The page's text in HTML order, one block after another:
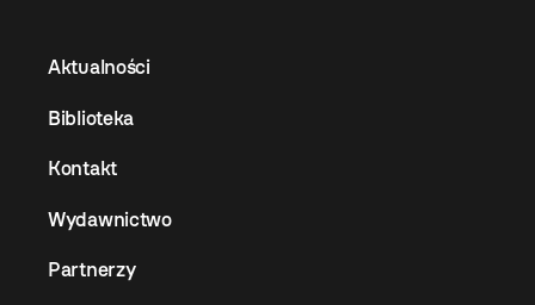
Aktualności
Biblioteka
Kontakt
Wydawnictwo
Partnerzy